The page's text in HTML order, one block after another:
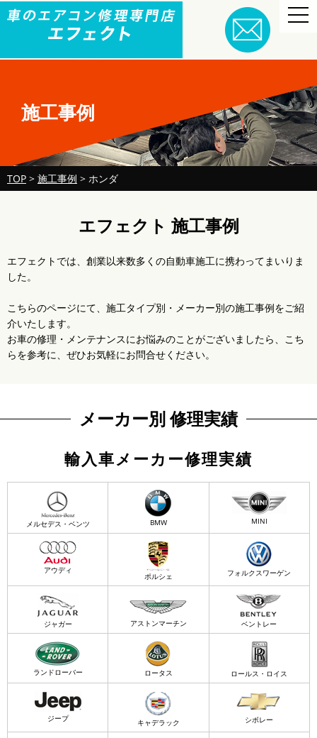
施工事例
TOP > 施工事例 > ホンダ
エフェクト 施工事例
エフェクトでは、創業以来数多くの自動車施工に携わってまいりま
した。
こちらのページにて、施工タイプ別・メーカー別の施工事例をご紹
介いたします。
お車の修理・メンテナンスにお悩みのことがございましたら、こち
らを参考に、ぜひお気軽にお問合せください。
メーカー別 修理実績
輸入車メーカー修理実績
メルセデス・ベンツ BMW MINI
アウディ
ポルシェ フォルクスワーゲン
ジャガー アストンマーチン ベントレー
ランドローバー ロータス ロールス・ロイス
ジープ キャデラック シボレー